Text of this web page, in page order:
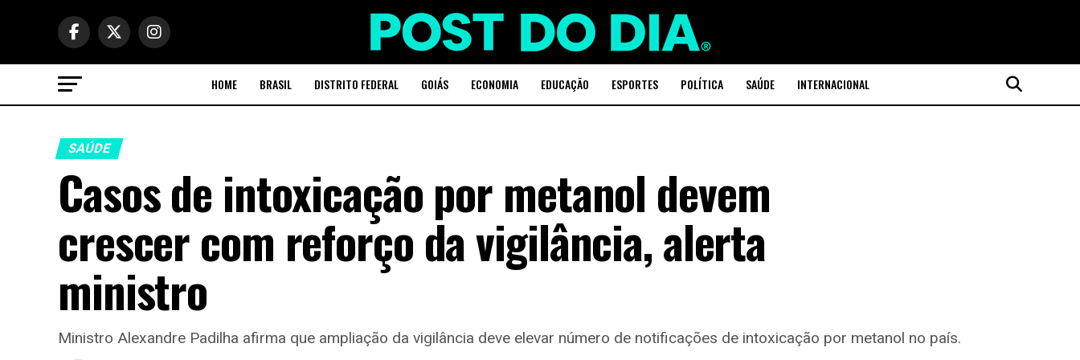
HOME BRASIL DISTRITO FEDERAL GOIÁS ECONOMIA EDUCAÇÃO ESPORTES POLÍTICA SAÚDE INTERNACIONAL
SAÚDE
Casos de intoxicação por metanol devem
crescer com reforço da vigilância, alerta
ministro
Ministro Alexandre Padilha afirma que ampliação da vigilância deve elevar número de notificações de intoxicação por metanol no país.